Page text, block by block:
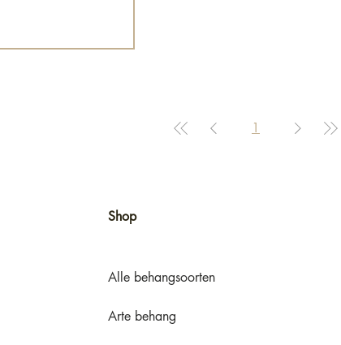
1
Shop
Alle behangsoorten
Arte behang